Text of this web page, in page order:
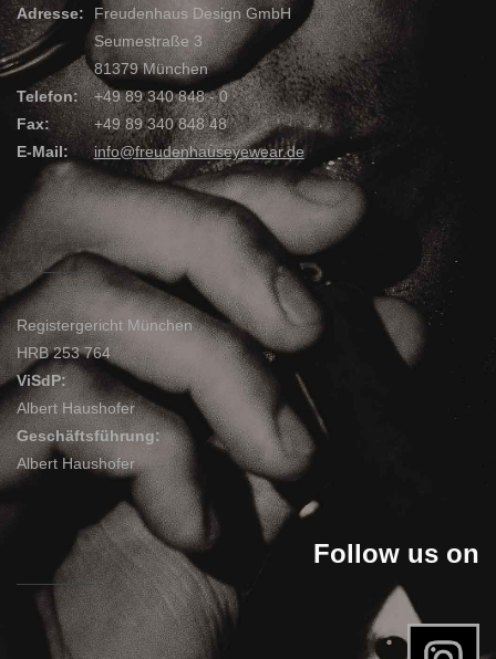
Adresse:
Telefon:
Fax:
E-Mail:
Freudenhaus Design GmbH
Seumestraße 3
81379 München
+49 89 340 848 - 0
+49 89 340 848 48
info@freudenhauseyewear.de
Registergericht München
HRB 253 764
ViSdP:
Albert Haushofer
Geschäftsführung:
Albert Haushofer
Follow us on